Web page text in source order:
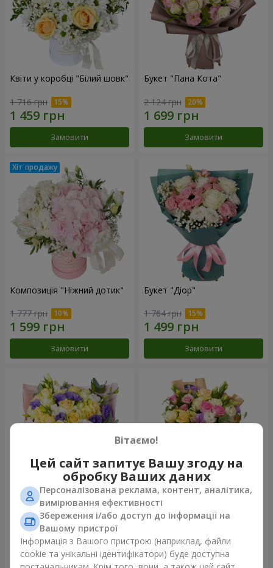
Квіти у коробці "Білий шовк"
1 716 грн
Замовити
Букет "Пана Кота"
2 124 грн
Замовити
Композиція "Ніжний дотик"
1 777 грн
Замовити
Букет "Діор"
1 764 грн
Замовити
Букет "Кольорові сни"
3 799 грн
Замовити
Букет "Квіткове Selfie!"
Замовити
Вітаємо!
Цей сайт запитує Вашу згоду на
обробку Ваших даних
Персоналізована реклама, контент, аналітика,
вимірювання ефективності
Збереження і/або доступ до інформації на
Вашому пристрої
Інформація з Вашого пристрою (наприклад, файли
cookie та унікальні ідентифікатори) буде доступна